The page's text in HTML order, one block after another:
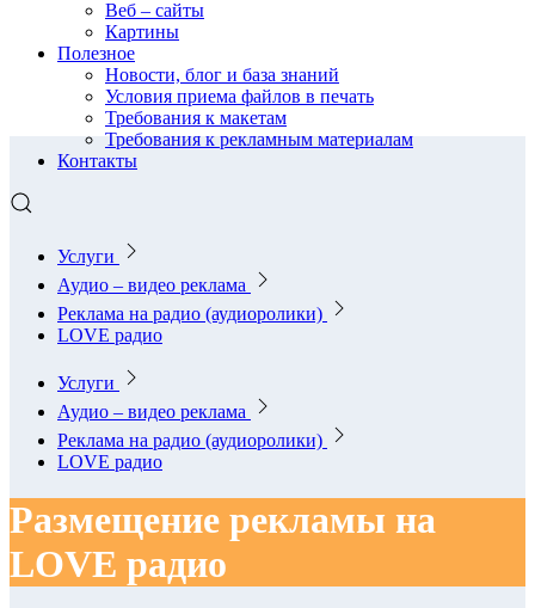
Веб – сайты
Картины
Полезное
Новости, блог и база знаний
Условия приема файлов в печать
Требования к макетам
Требования к рекламным материалам
Контакты
Услуги
Аудио – видео реклама
Реклама на радио (аудиоролики)
LOVE радио
Услуги
Аудио – видео реклама
Реклама на радио (аудиоролики)
LOVE радио
Размещение рекламы на
LOVE радио